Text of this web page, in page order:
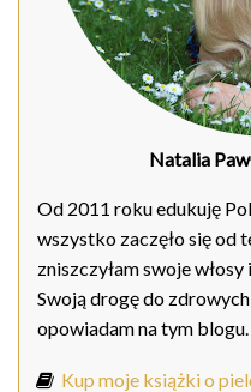
Natalia
Od 2011 roku edukuję
wszystko zaczęło się od
zniszczyłam swoje
Swoją drogę do
opowiadam na tym blogu.
Kup moje książki o